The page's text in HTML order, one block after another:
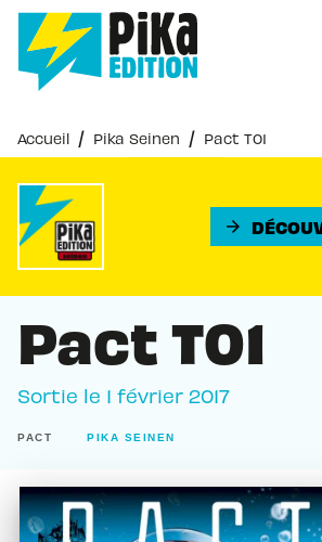
MENU RECHERCHE
PIED DE PAGE
Accueil / Pika Seinen / Pact T01
arrow_forward
Pact T01
Sortie le 1 février 2017
PACT PIKA SEINEN